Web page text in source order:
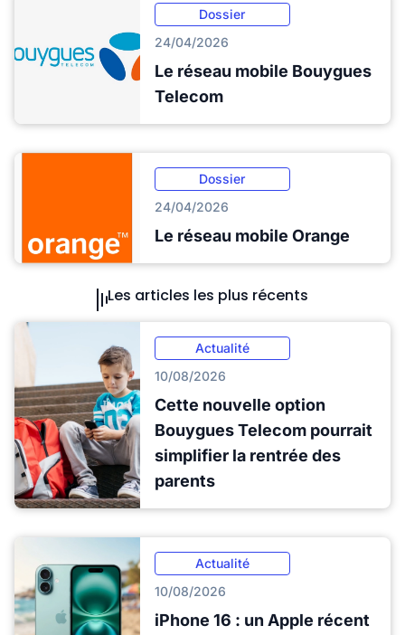
Dossier
24/04/2026
Le réseau mobile Bouygues
Telecom
Dossier
24/04/2026
Le réseau mobile Orange
Les articles les plus récents
Actualité
10/08/2026
Cette nouvelle option
Bouygues Telecom pourrait
simplifier la rentrée des
parents
Actualité
10/08/2026
iPhone 16 : un Apple récent